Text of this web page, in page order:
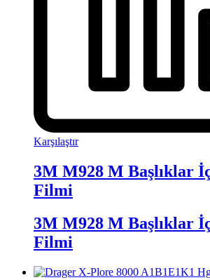
Karşılaştır
3M M928 M Başlıklar
Filmi
3M M928 M Başlıklar
Filmi